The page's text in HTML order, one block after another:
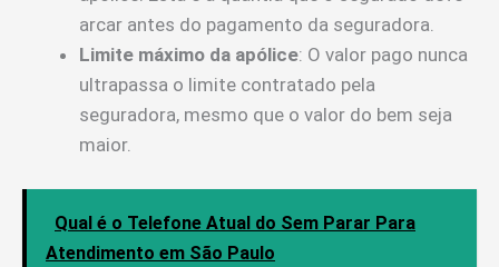
arcar antes do pagamento da seguradora.
Limite máximo da apólice: O valor pago nunca
ultrapassa o limite contratado pela
seguradora, mesmo que o valor do bem seja
maior.
Qual é o Telefone Atual do Sem Parar Para
Atendimento em São Paulo